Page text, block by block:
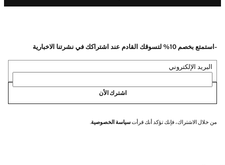
-استمتع بخصم 10% لتسوقك القادم عند اشتراكك في نشرتنا الاخبارية
البريد الإلكتروني
اشترك الأن
من خلال الاشتراك، فإنك تؤكد أنك قرأتسياسة الخصوصية.